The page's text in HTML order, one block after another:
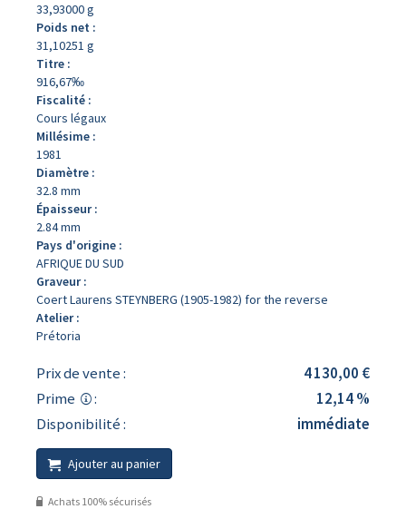
33,93000 g
Poids net :
31,10251 g
Titre :
916,67‰
Fiscalité :
Cours légaux
Millésime :
1981
Diamètre :
32.8 mm
Épaisseur :
2.84 mm
Pays d'origine :
AFRIQUE DU SUD
Graveur :
Coert Laurens STEYNBERG (1905-1982) for the reverse
Atelier :
Prétoria
Prix de vente :
4 130,00 €
Prime
:
12,14 %
Disponibilité :
immédiate
Ajouter au panier
Achats 100% sécurisés